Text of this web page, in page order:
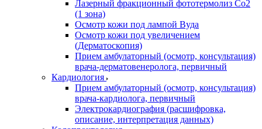
Лазерный фракционный фототермолиз Со2
(1 зона)
Осмотр кожи под лампой Вуда
Осмотр кожи под увеличением
(Дерматоскопия)
Прием амбулаторный (осмотр, консультация)
врача-дерматовенеролога, первичный
Кардиология
Прием амбулаторный (осмотр, консультация)
врача-кардиолога, первичный
Электрокардиография (расшифровка,
описание, интерпретация данных)